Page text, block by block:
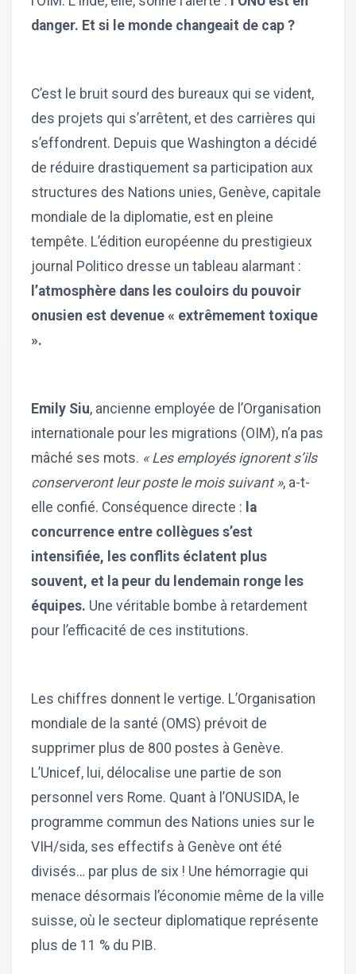
danger. Et si le monde changeait de cap ?
C’est le bruit sourd des bureaux qui se vident,
des projets qui s’arrêtent, et des carrières qui
s’effondrent. Depuis que Washington a décidé
de réduire drastiquement sa participation aux
structures des Nations unies, Genève, capitale
mondiale de la diplomatie, est en pleine
tempête. L’édition européenne du prestigieux
journal Politico dresse un tableau alarmant :
l’atmosphère dans les couloirs du pouvoir
onusien est devenue « extrêmement toxique
».
Emily Siu, ancienne employée de l’Organisation
internationale pour les migrations (OIM), n’a pas
mâché ses mots. « Les employés ignorent s’ils
conserveront leur poste le mois suivant », a-t-
elle confié. Conséquence directe : la
concurrence entre collègues s’est
intensifiée, les conflits éclatent plus
souvent, et la peur du lendemain ronge les
équipes. Une véritable bombe à retardement
pour l’efficacité de ces institutions.
Les chiffres donnent le vertige. L’Organisation
mondiale de la santé (OMS) prévoit de
supprimer plus de 800 postes à Genève.
L’Unicef, lui, délocalise une partie de son
personnel vers Rome. Quant à l’ONUSIDA, le
programme commun des Nations unies sur le
VIH/sida, ses effectifs à Genève ont été
divisés… par plus de six ! Une hémorragie qui
menace désormais l’économie même de la ville
suisse, où le secteur diplomatique représente
plus de 11 % du PIB.